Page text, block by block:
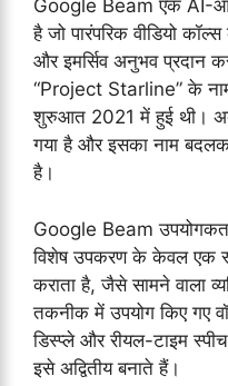
Google Beam एक AI-
है जो पारंपरिक वीडियो
और इमर्सिव अनुभव प्रदान
“Project Starline” के
शुरुआत 2021 में हुई थी। अब
गया है और इसका नाम
है।
Google Beam
विशेष उपकरण के केवल एक
कराता है, जैसे सामने वाला
तकनीक में उपयोग किए गए
डिस्प्ले और रीयल-टाइम
इसे अद्वितीय बनाते हैं।